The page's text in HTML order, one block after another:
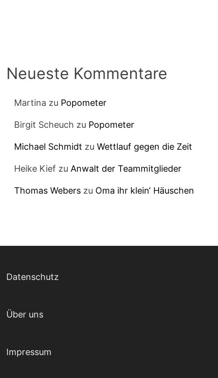
Neueste Kommentare
Martina zu Popometer
Birgit Scheuch zu Popometer
Michael Schmidt zuWettlauf gegen die Zeit
Heike Kief zu Anwalt der Teammitglieder
Thomas Webers zu Oma ihr klein‘ Häuschen
Datenschutz
Über uns
Impressum